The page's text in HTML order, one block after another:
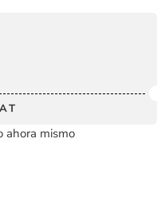
ahora mismo